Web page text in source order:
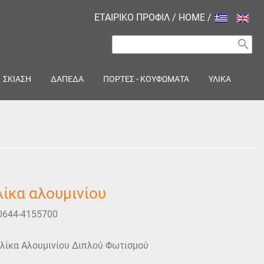
ΕΤΑΙΡΙΚΟ ΠΡΟΦΙΛ / HOME /
search
ΣΚΙΑΣΗ ΔΑΠΕΔΑ ΠΟΡΤΕΣ - ΚΟΥΦΩΜΑΤΑ ΥΛΙΚΑ
αλουμινίου
4155700
Αλουμινίου Διπλού Φωτισμού